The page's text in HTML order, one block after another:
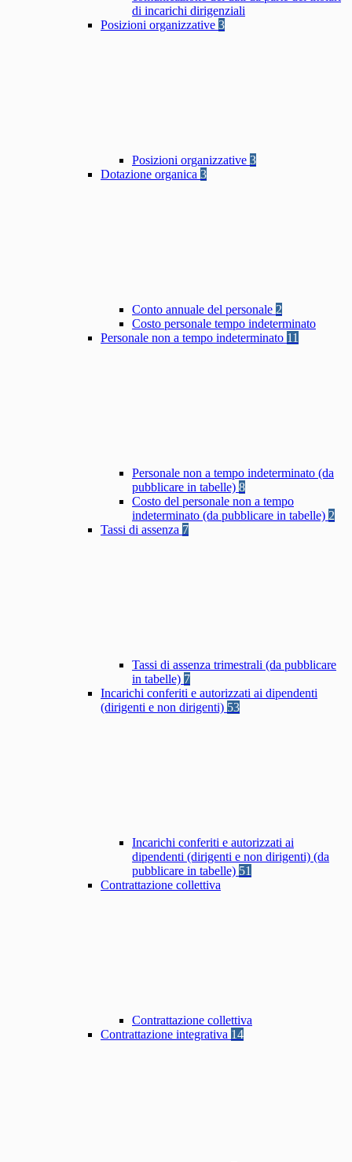
di incarichi dirigenziali
Posizioni organizzative 3
Posizioni organizzative 3
Dotazione organica 3
Conto annuale del personale 2
Costo personale tempo indeterminato
Personale non a tempo indeterminato 11
Personale non a tempo indeterminato (da
pubblicare in tabelle) 8
Costo del personale non a tempo
indeterminato (da pubblicare in tabelle) 2
Tassi di assenza 7
Tassi di assenza trimestrali (da pubblicare
in tabelle) 7
Incarichi conferiti e autorizzati ai dipendenti
(dirigenti e non dirigenti) 53
Incarichi conferiti e autorizzati ai
dipendenti (dirigenti e non dirigenti) (da
pubblicare in tabelle) 51
Contrattazione collettiva
Contrattazione collettiva
Contrattazione integrativa 14